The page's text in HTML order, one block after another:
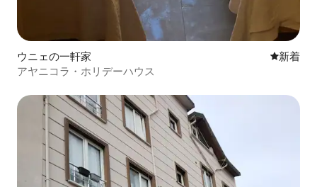
ウニェの一軒家 新しい宿
新着
アヤニコラ・ホリデーハウス